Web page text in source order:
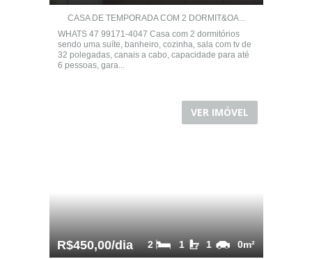
CASA DE TEMPORADA COM 2 DORMIT&OA...
WHATS 47 99171-4047 Casa com 2 dormitórios
sendo uma suíte, banheiro, cozinha, sala com tv de
32 polegadas, canais a cabo, capacidade para até
6 pessoas, gara...
VER IMÓVEL
R$450,00/dia 0m²
1
1
2